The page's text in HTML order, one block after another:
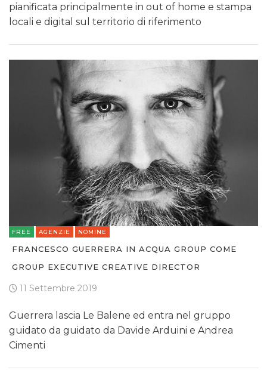
pianificata principalmente in out of home e stampa
locali e digital sul territorio di riferimento
FREE AGENZIE NOMINE
FRANCESCO GUERRERA IN ACQUA GROUP COME
GROUP EXECUTIVE CREATIVE DIRECTOR
11 Settembre 2019
Guerrera lascia Le Balene ed entra nel gruppo
guidato da guidato da Davide Arduini e Andrea
Cimenti